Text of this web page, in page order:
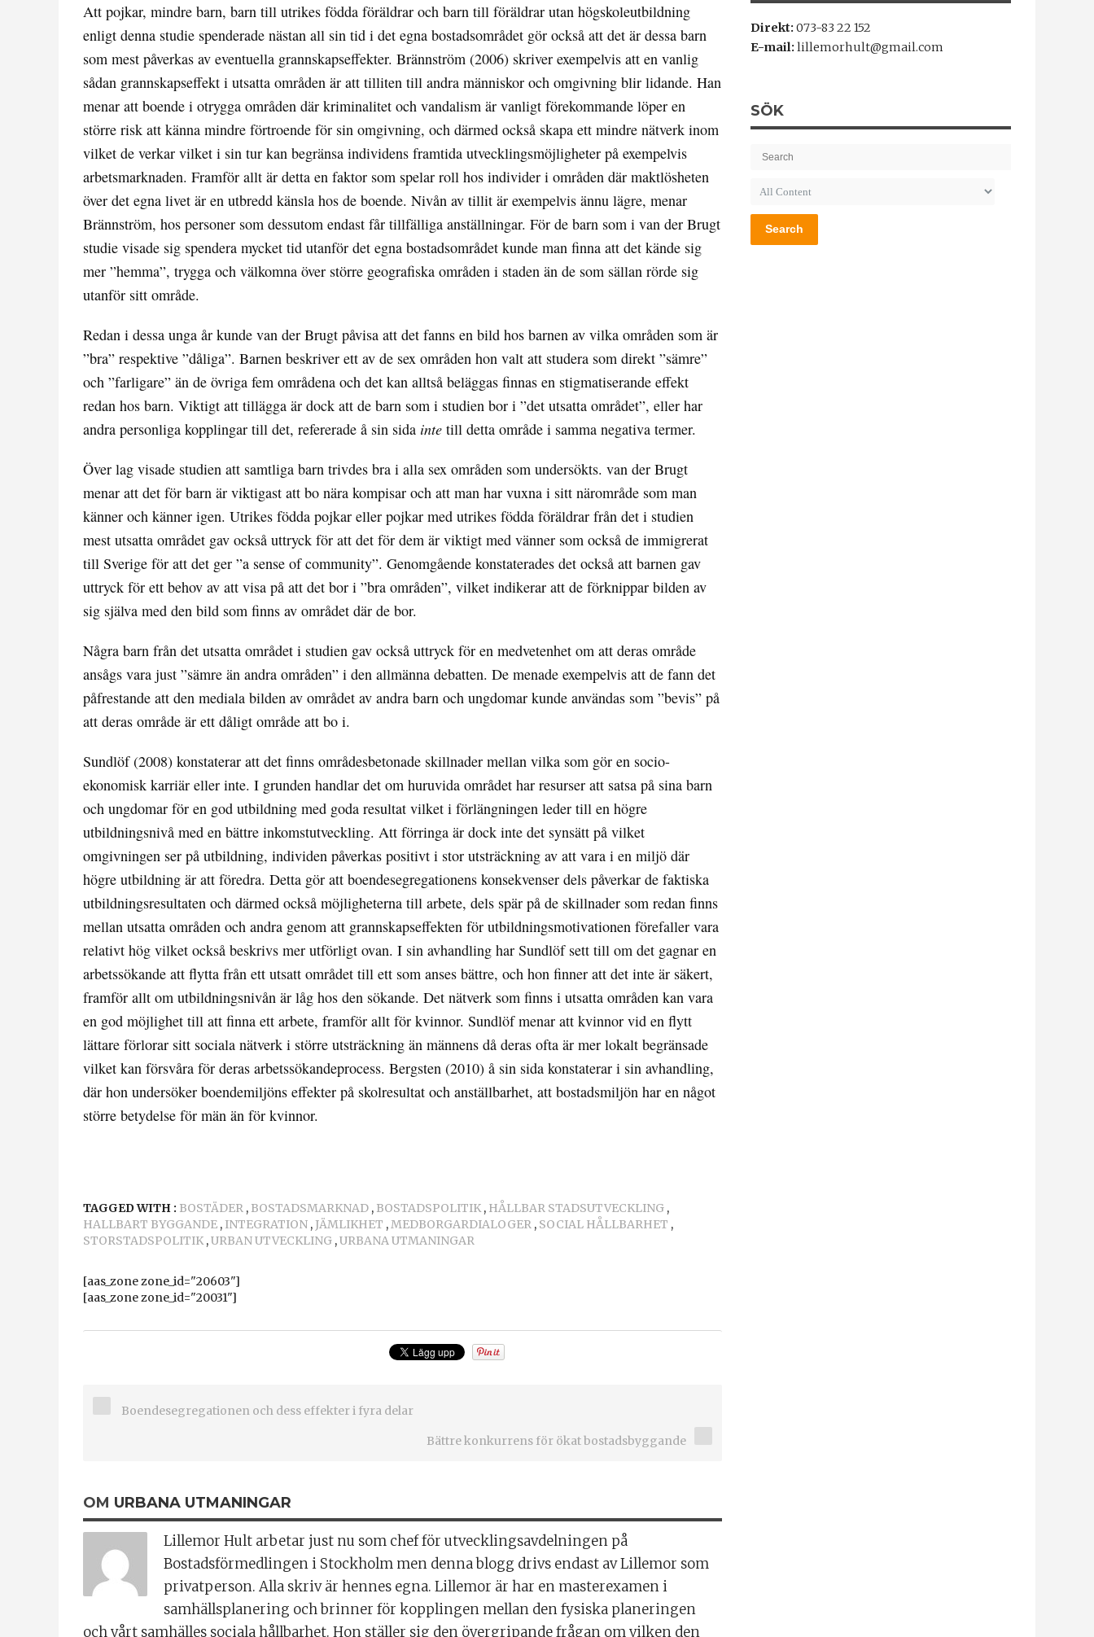
Att pojkar, mindre barn, barn till utrikes födda föräldrar och barn till föräldrar utan högskoleutbildning
enligt denna studie spenderade nästan all sin tid i det egna bostadsområdet gör också att det är dessa barn
som mest påverkas av eventuella grannskapseffekter. Brännström (2006) skriver exempelvis att en vanlig
sådan grannskapseffekt i utsatta områden är att tilliten till andra människor och omgivning blir lidande. Han
menar att boende i otrygga områden där kriminalitet och vandalism är vanligt förekommande löper en
större risk att känna mindre förtroende för sin omgivning, och därmed också skapa ett mindre nätverk inom
vilket de verkar vilket i sin tur kan begränsa individens framtida utvecklingsmöjligheter på exempelvis
arbetsmarknaden. Framför allt är detta en faktor som spelar roll hos individer i områden där maktlösheten
över det egna livet är en utbredd känsla hos de boende. Nivån av tillit är exempelvis ännu lägre, menar
Brännström, hos personer som dessutom endast får tillfälliga anställningar. För de barn som i van der Brugt
studie visade sig spendera mycket tid utanför det egna bostadsområdet kunde man finna att det kände sig
mer ”hemma”, trygga och välkomna över större geografiska områden i staden än de som sällan rörde sig
utanför sitt område.
Redan i dessa unga år kunde van der Brugt påvisa att det fanns en bild hos barnen av vilka områden som är
”bra” respektive ”dåliga”. Barnen beskriver ett av de sex områden hon valt att studera som direkt ”sämre”
och ”farligare” än de övriga fem områdena och det kan alltså beläggas finnas en stigmatiserande effekt
redan hos barn. Viktigt att tillägga är dock att de barn som i studien bor i ”det utsatta området”, eller har
andra personliga kopplingar till det, refererade å sin sida inte till detta område i samma negativa termer.
Över lag visade studien att samtliga barn trivdes bra i alla sex områden som undersökts. van der Brugt
menar att det för barn är viktigast att bo nära kompisar och att man har vuxna i sitt närområde som man
känner och känner igen. Utrikes födda pojkar eller pojkar med utrikes födda föräldrar från det i studien
mest utsatta området gav också uttryck för att det för dem är viktigt med vänner som också de immigrerat
till Sverige för att det ger ”a sense of community”. Genomgående konstaterades det också att barnen gav
uttryck för ett behov av att visa på att det bor i ”bra områden”, vilket indikerar att de förknippar bilden av
sig själva med den bild som finns av området där de bor.
Några barn från det utsatta området i studien gav också uttryck för en medvetenhet om att deras område
ansågs vara just ”sämre än andra områden” i den allmänna debatten. De menade exempelvis att de fann det
påfrestande att den mediala bilden av området av andra barn och ungdomar kunde användas som ”bevis” på
att deras område är ett dåligt område att bo i.
Sundlöf (2008) konstaterar att det finns områdesbetonade skillnader mellan vilka som gör en socio-
ekonomisk karriär eller inte. I grunden handlar det om huruvida området har resurser att satsa på sina barn
och ungdomar för en god utbildning med goda resultat vilket i förlängningen leder till en högre
utbildningsnivå med en bättre inkomstutveckling. Att förringa är dock inte det synsätt på vilket
omgivningen ser på utbildning, individen påverkas positivt i stor utsträckning av att vara i en miljö där
högre utbildning är att föredra. Detta gör att boendesegregationens konsekvenser dels påverkar de faktiska
utbildningsresultaten och därmed också möjligheterna till arbete, dels spär på de skillnader som redan finns
mellan utsatta områden och andra genom att grannskapseffekten för utbildningsmotivationen förefaller vara
relativt hög vilket också beskrivs mer utförligt ovan. I sin avhandling har Sundlöf sett till om det gagnar en
arbetssökande att flytta från ett utsatt området till ett som anses bättre, och hon finner att det inte är säkert,
framför allt om utbildningsnivån är låg hos den sökande. Det nätverk som finns i utsatta områden kan vara
en god möjlighet till att finna ett arbete, framför allt för kvinnor. Sundlöf menar att kvinnor vid en flytt
lättare förlorar sitt sociala nätverk i större utsträckning än männens då deras ofta är mer lokalt begränsade
vilket kan försvåra för deras arbetssökandeprocess. Bergsten (2010) å sin sida konstaterar i sin avhandling,
där hon undersöker boendemiljöns effekter på skolresultat och anställbarhet, att bostadsmiljön har en något
större betydelse för män än för kvinnor.
TAGGED WITH : BOSTÄDER , BOSTADSMARKNAD , BOSTADSPOLITIK, HÅLLBAR STADSUTVECKLING ,
HALLBART BYGGANDE , INTEGRATION , JÄMLIKHET ,MEDBORGARDIALOGER , SOCIAL HÅLLBARHET ,
STORSTADSPOLITIK,URBAN UTVECKLING ,URBANA UTMANINGAR
[aas_zone zone_id="20603"]
[aas_zone zone_id="20031"]
Boendesegregationen och dess effekter i fyra delar
Bättre konkurrens för ökat bostadsbyggande
OM URBANA UTMANINGAR
Lillemor Hult arbetar just nu som chef för utvecklingsavdelningen på
Bostadsförmedlingen i Stockholm men denna blogg drivs endast av Lillemor som
privatperson. Alla skriv är hennes egna. Lillemor är har en masterexamen i
samhällsplanering och brinner för kopplingen mellan den fysiska planeringen
och vårt samhälles sociala hållbarhet. Hon ställer sig den övergripande frågan om vilken den
Direkt:073-83 22 152
E-mail:lillemorhult@gmail.com
SÖK
Search